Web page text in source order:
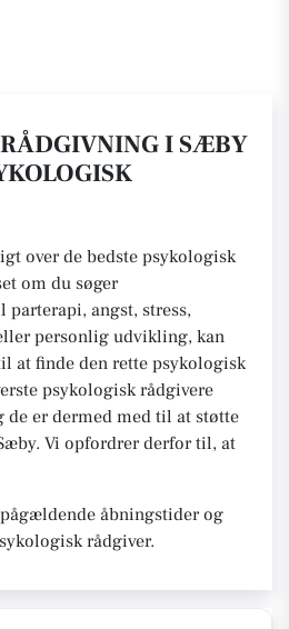
I SÆBY
over de bedste psykologisk
om du søger
angst, stress,
personlig udvikling, kan
at finde den rette psykologisk
psykologisk rådgivere
de er dermed med til at støtte
Vi opfordrer derfor til, at
åbningstider og
rådgiver.